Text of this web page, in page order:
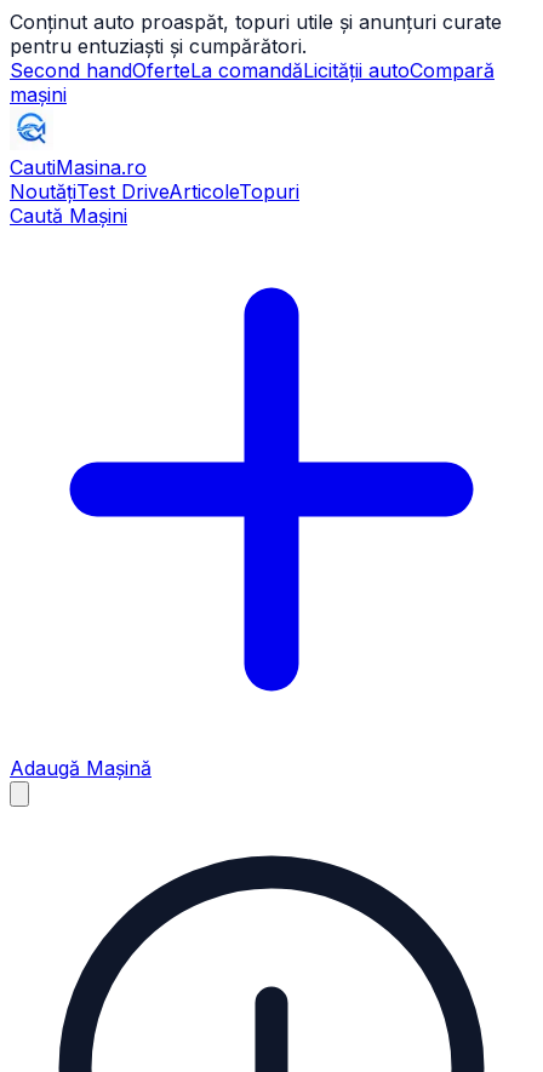
Conținut auto proaspăt, topuri utile și anunțuri curate
pentru entuziaști și cumpărători.
Second handOferteLa comandăLicității autoCompară
mașini
CautiMasina.ro
NoutățiTest DriveArticoleTopuri
Caută Mașini
Adaugă Mașină